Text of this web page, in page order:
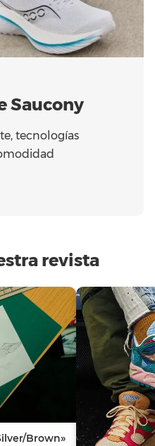
Saucony
tecnologías
revista
Brown»